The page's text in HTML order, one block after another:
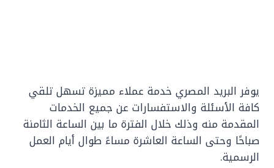
يوفر البريد المصري خدمة عملاء مميزة تسهل تلقي
كافة الأسئلة والاستفسارات عن جميع الخدمات
المقدمة منه وذلك خلال الفترة ما بين الساعة الثامنة
صباحًا وحتى الساعة العاشرة مساءً طوال أيام العمل
الرسمية.